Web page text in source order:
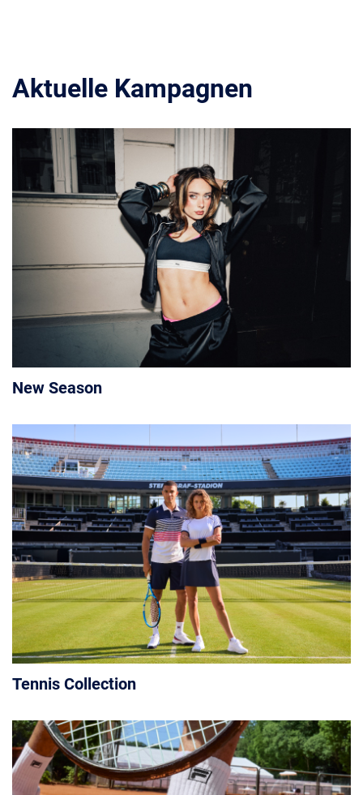
Aktuelle Kampagnen
New Season
Tennis Collection